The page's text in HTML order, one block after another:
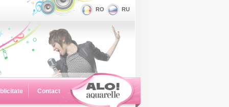
RO RU
Contact